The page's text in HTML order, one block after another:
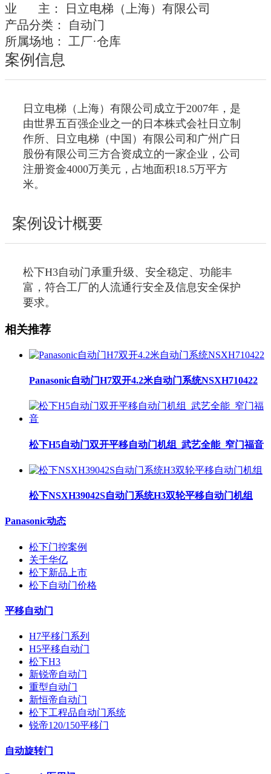
业 主： 日立电梯（上海）有限公司
产品分类： 自动门
所属场地： 工厂·仓库
案例信息
日立电梯（上海）有限公司成立于2007年，是
由世界五百强企业之一的日本株式会社日立制
作所、日立电梯（中国）有限公司和广州广日
股份有限公司三方合资成立的一家企业，公司
注册资金4000万美元，占地面积18.5万平方
米。
案例设计概要
松下H3自动门承重升级、安全稳定、功能丰
富，符合工厂的人流通行安全及信息安全保护
要求。
相关推荐
Panasonic自动门H7双开4.2米自动门系统NSXH710422
松下H5自动门双开平移自动门机组_武艺全能_窄门福音
松下NSXH39042S自动门系统H3双轮平移自动门机组
Panasonic动态
松下门控案例
关于华亿
松下新品上市
松下自动门价格
平移自动门
H7平移门系列
H5平移自动门
松下H3
新锐帝自动门
重型自动门
新恒帝自动门
松下工程品自动门系统
锐帝120/150平移门
自动旋转门